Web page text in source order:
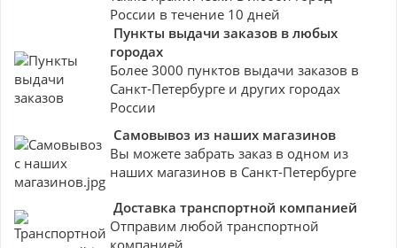
России в течение 10 дней
Пункты выдачи заказов в любых
городах
Более 3000 пунктов выдачи заказов в
Санкт-Петербурге и других городах
России
Самовывоз из наших магазинов
Вы можете забрать заказ в одном из
наших магазинов в Санкт-Петербурге
Доставка транспортной компанией
Отправим любой транспортной
компанией